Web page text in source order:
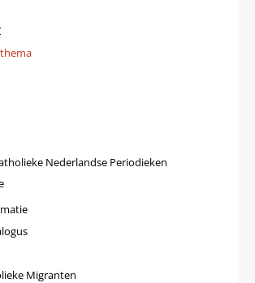
Nederlandse Periodieken
Migranten